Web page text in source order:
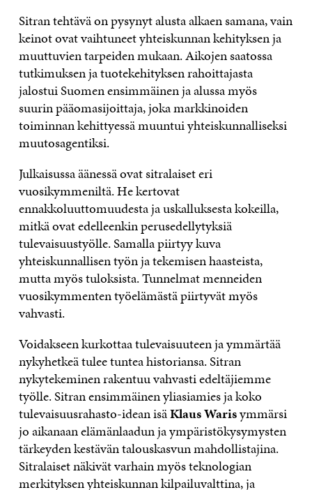
Sitran tehtävä on pysynyt alusta alkaen samana, vain
keinot ovat vaihtuneet yhteiskunnan kehityksen ja
muuttuvien tarpeiden mukaan. Aikojen saatossa
tutkimuksen ja tuotekehityksen rahoittajasta
jalostui Suomen ensimmäinen ja alussa myös
suurin pääomasijoittaja, joka markkinoiden
toiminnan kehittyessä muuntui yhteiskunnalliseksi
muutosagentiksi.
Julkaisussa äänessä ovat sitralaiset eri
vuosikymmeniltä. He kertovat
ennakkoluuttomuudesta ja uskalluksesta kokeilla,
mitkä ovat edelleenkin perusedellytyksiä
tulevaisuustyölle. Samalla piirtyy kuva
yhteiskunnallisen työn ja tekemisen haasteista,
mutta myös tuloksista. Tunnelmat menneiden
vuosikymmenten työelämästä piirtyvät myös
vahvasti.
Voidakseen kurkottaa tulevaisuuteen ja ymmärtää
nykyhetkeä tulee tuntea historiansa. Sitran
nykytekeminen rakentuu vahvasti edeltäjiemme
työlle. Sitran ensimmäinen yliasiamies ja koko
tulevaisuusrahasto-idean isäKlaus Warisymmärsi
jo aikanaan elämänlaadun ja ympäristökysymysten
tärkeyden kestävän talouskasvun mahdollistajina.
Sitralaiset näkivät varhain myös teknologian
merkityksen yhteiskunnan kilpailuvalttina, ja